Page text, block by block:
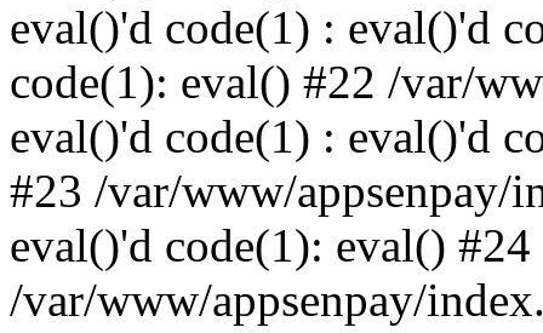
eval()'d code(1) : eval()'d
code(1): eval() #22 /var/
eval()'d code(1) : eval()'d
#23 /var/www/appsenpay/
eval()'d code(1): eval() #24
/var/www/appsenpay/